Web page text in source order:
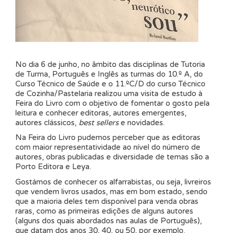
No dia 6 de junho, no âmbito das disciplinas de Tutoria
de Turma, Português e Inglês as turmas do 10.º A, do
Curso Técnico de Saúde e o 11.ºC/D do curso Técnico
de Cozinha/Pastelaria realizou uma visita de estudo à
Feira do Livro com o objetivo de fomentar o gosto pela
leitura e conhecer editoras, autores emergentes,
autores clássicos, best sellerse novidades.
Na Feira do Livro pudemos perceber que as editoras
com maior representatividade ao nível do número de
autores, obras publicadas e diversidade de temas são a
Porto Editora e Leya.
Gostámos de conhecer os alfarrabistas, ou seja, livreiros
que vendem livros usados, mas em bom estado, sendo
que a maioria deles tem disponível para venda obras
raras, como as primeiras edições de alguns autores
(alguns dos quais abordados nas aulas de Português),
que datam dos anos 30, 40, ou 50, por exemplo.